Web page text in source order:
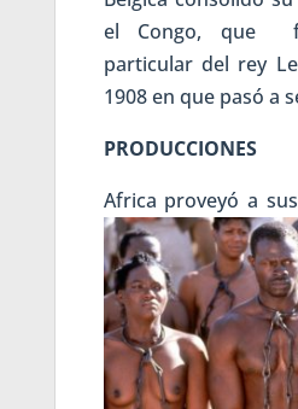
el Congo, que
particular del rey
1908 en que pasó a
PRODUCCIONES
Africa proveyó a